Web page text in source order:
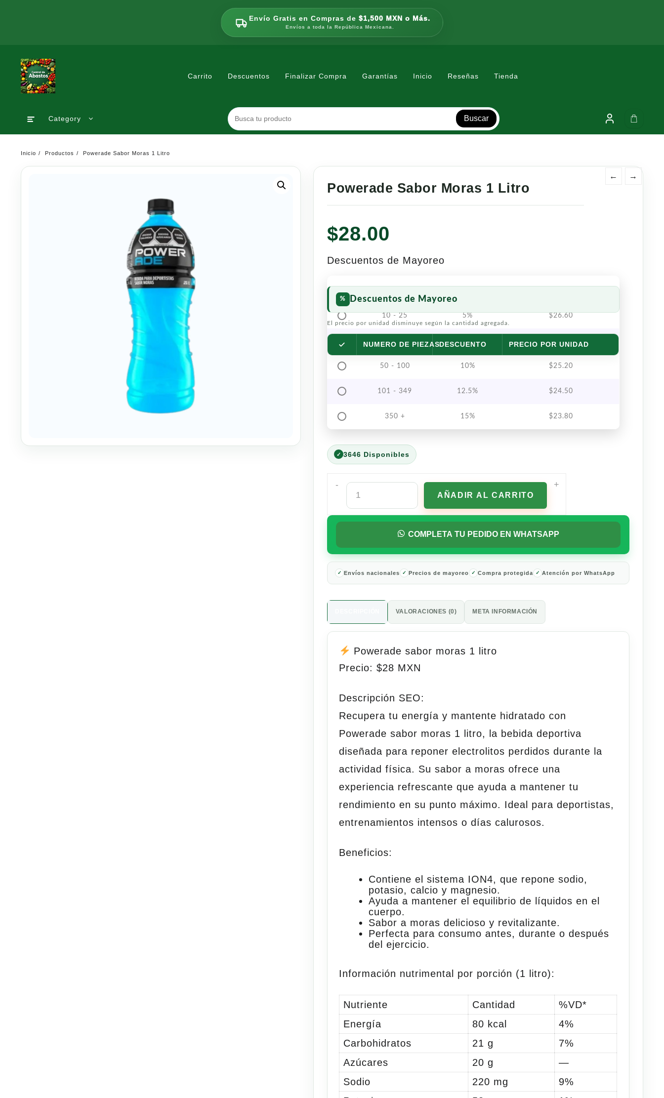
Envío Gratis en Compras de $1,500 MXN o Más.
Envíos a toda la República Mexicana.
Carrito Descuentos Finalizar Compra Garantías Inicio Reseñas Tienda
Category Buscar
Inicio Productos Powerade Sabor Moras 1 Litro
← →
Powerade Sabor Moras 1 Litro
$28.00
Descuentos de Mayoreo
Descuentos de Mayoreo
El precio por unidad disminuye según la cantidad agregada.
NUMERO DE PIEZASDESCUENTO PRECIO POR UNIDAD
10 - 25 5% $26.60
26 - 49 7.5% $25.90
50 - 100 10% $25.20
101 - 349 12.5% $24.50
350 + 15% $23.80
3646 Disponibles
-
Powerade
Sabor
Moras
1
AÑADIR AL CARRITO
+
COMPLETA TU PEDIDO EN WHATSAPP
Envíos nacionales Precios de mayoreo Compra protegida Atención por WhatsApp
VALORACIONES (0) META INFORMACIÓN
Powerade sabor moras 1 litro
Precio: $28 MXN
Descripción SEO:
Recupera tu energía y mantente hidratado con
Powerade sabor moras 1 litro, la bebida deportiva
diseñada para reponer electrolitos perdidos durante la
actividad física. Su sabor a moras ofrece una
experiencia refrescante que ayuda a mantener tu
rendimiento en su punto máximo. Ideal para deportistas,
entrenamientos intensos o días calurosos.
Beneficios:
Contiene el sistema ION4, que repone sodio,
potasio, calcio y magnesio.
Ayuda a mantener el equilibrio de líquidos en el
cuerpo.
Sabor a moras delicioso y revitalizante.
Perfecta para consumo antes,durante o después
del ejercicio.
Información nutrimental por porción (1 litro):
Nutriente Cantidad
%VD*
Energía
80 kcal
4%
Carbohidratos
21 g
7%
Azúcares
20 g
—
Sodio
220 mg
9%